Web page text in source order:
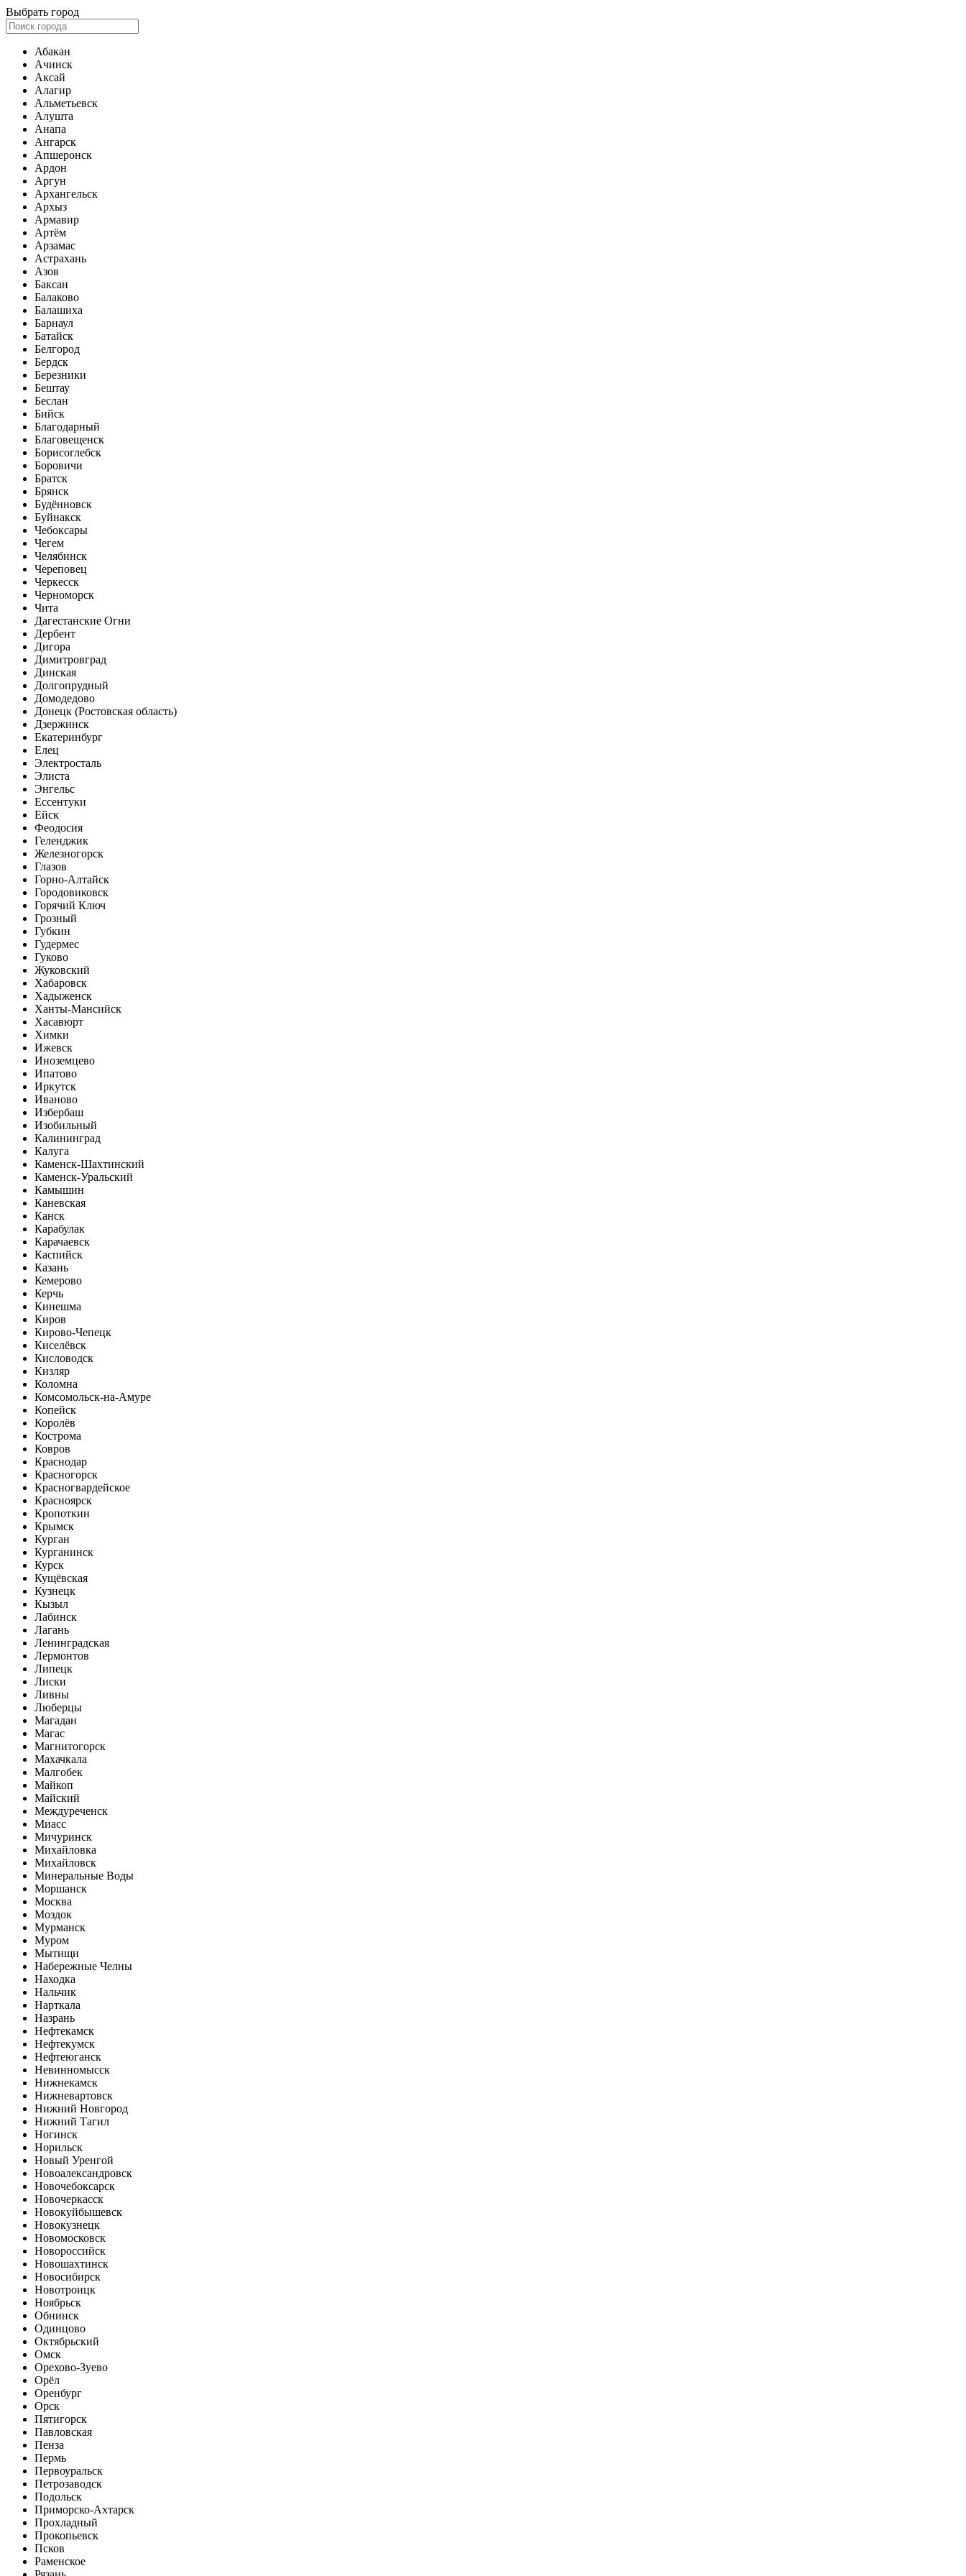
Выбрать город
Абакан
Ачинск
Аксай
Алагир
Альметьевск
Алушта
Анапа
Ангарск
Апшеронск
Ардон
Аргун
Архангельск
Архыз
Армавир
Артём
Арзамас
Астрахань
Азов
Баксан
Балаково
Балашиха
Барнаул
Батайск
Белгород
Бердск
Березники
Бештау
Беслан
Бийск
Благодарный
Благовещенск
Борисоглебск
Боровичи
Братск
Брянск
Будённовск
Буйнакск
Чебоксары
Чегем
Челябинск
Череповец
Черкесск
Черноморск
Чита
Дагестанские Огни
Дербент
Дигора
Димитровград
Динская
Долгопрудный
Домодедово
Донецк (Ростовская область)
Дзержинск
Екатеринбург
Елец
Электросталь
Элиста
Энгельс
Ессентуки
Ейск
Феодосия
Геленджик
Железногорск
Глазов
Горно-Алтайск
Городовиковск
Горячий Ключ
Грозный
Губкин
Гудермес
Гуково
Жуковский
Хабаровск
Хадыженск
Ханты-Мансийск
Хасавюрт
Химки
Ижевск
Иноземцево
Ипатово
Иркутск
Иваново
Избербаш
Изобильный
Калининград
Калуга
Каменск-Шахтинский
Каменск-Уральский
Камышин
Каневская
Канск
Карабулак
Карачаевск
Каспийск
Казань
Кемерово
Керчь
Кинешма
Киров
Кирово-Чепецк
Киселёвск
Кисловодск
Кизляр
Коломна
Комсомольск-на-Амуре
Копейск
Королёв
Кострома
Ковров
Краснодар
Красногорск
Красногвардейское
Красноярск
Кропоткин
Крымск
Курган
Курганинск
Курск
Кущёвская
Кузнецк
Кызыл
Лабинск
Лагань
Ленинградская
Лермонтов
Липецк
Лиски
Ливны
Люберцы
Магадан
Магас
Магнитогорск
Махачкала
Малгобек
Майкоп
Майский
Междуреченск
Миасс
Мичуринск
Михайловка
Михайловск
Минеральные Воды
Моршанск
Москва
Моздок
Мурманск
Муром
Мытищи
Набережные Челны
Находка
Нальчик
Нарткала
Назрань
Нефтекамск
Нефтекумск
Нефтеюганск
Невинномысск
Нижнекамск
Нижневартовск
Нижний Новгород
Нижний Тагил
Ногинск
Норильск
Новый Уренгой
Новоалександровск
Новочебоксарск
Новочеркасск
Новокуйбышевск
Новокузнецк
Новомосковск
Новороссийск
Новошахтинск
Новосибирск
Новотроицк
Ноябрьск
Обнинск
Одинцово
Октябрьский
Омск
Орехово-Зуево
Орёл
Оренбург
Орск
Пятигорск
Павловская
Пенза
Пермь
Первоуральск
Петрозаводск
Подольск
Приморско-Ахтарск
Прохладный
Прокопьевск
Псков
Раменское